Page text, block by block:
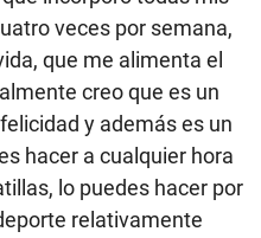
veces por semana,
que me alimenta el
creo que es un
y además es un
hacer a cualquier hora
lo puedes hacer por
relativamente